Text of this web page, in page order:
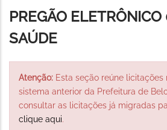
de
navegação
PREGÃO
SAÚDE
Atenção: Esta seção reúne licitações
sistema anterior da Prefeitura de
consultar as licitações já migradas
clique aqui.